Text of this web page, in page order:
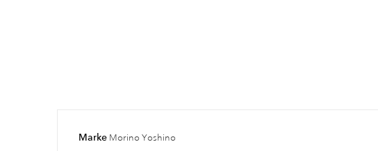
Marke Morino Yoshino